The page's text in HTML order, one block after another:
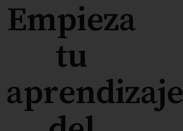
Empieza
tu
aprendizaje